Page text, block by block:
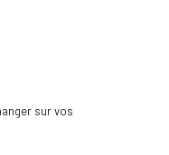
sur vos